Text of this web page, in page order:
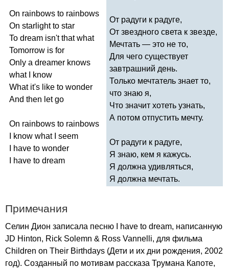
On rainbows to rainbows
On starlight to star
To dream isn't that what
Tomorrow is for
Only a dreamer knows
what
know
What it's like to wonder
And then let go
On rainbows to rainbows
know what
seem
have to wonder
have to dream
От радуги к радуге,
От звездного света к звезде,
Мечтать — это не то,
Для чего существует
завтрашний день.
Только мечтатель знает то,
что знаю я,
Что значит хотеть узнать,
А потом отпустить мечту.
От радуги к радуге,
Я знаю, кем я кажусь.
Я должна удивляться,
Я должна мечтать.
Примечания
Селин Дион записала песню have to dream, написанную
JD Hinton, Rick Solemn & Ross Vannelli, для фильма
Children on Their Birthdays (Дети и их дни рождения, 2002
год). Созданный по мотивам рассказа Трумана Капоте,